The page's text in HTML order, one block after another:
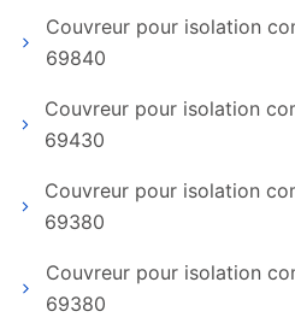
Couvreur pour isolation
69840
Couvreur pour isolation
69430
Couvreur pour isolation
69380
Couvreur pour isolation
69380